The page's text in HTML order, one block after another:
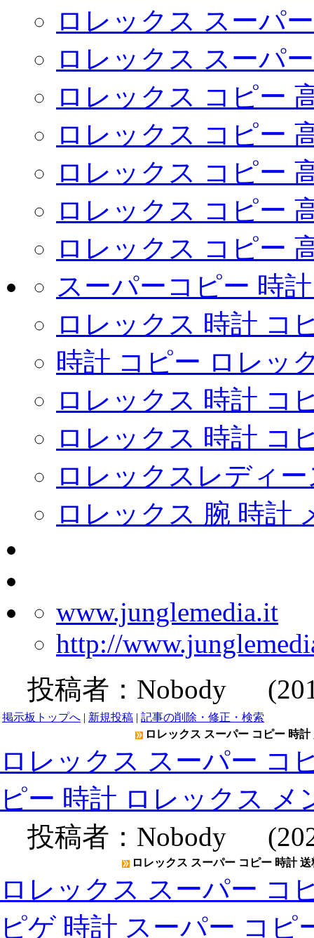
ロレックス スーパ
ロレックス スーパ
ロレックス コピー
ロレックス コピー
ロレックス コピー
ロレックス コピー
ロレックス コピー
スーパーコピー 時
ロレックス 時計 コ
時計 コピー ロレッ
ロレックス 時計 コ
ロレックス 時計 コ
ロレックスレディ
ロレックス 腕 時計
www.junglemedia.it
http://
投稿者： Nobody
掲示板トップへ | 新規投稿 | 記事の削除・修正・検索
ロレックス スーパー コピー 時
ロレックス スーパー コ
ピー 時計 ロレックス メ
投稿者： Nobody
ロレックス スーパー コピー 時計
ロレックス スーパー コ
ピゲ 時計 スーパー コピ